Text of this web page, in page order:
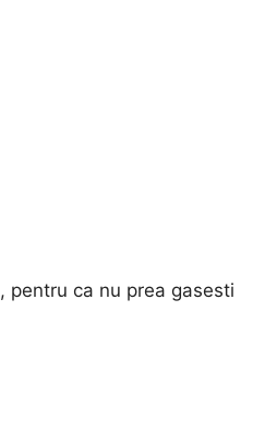
, pentru ca nu prea gasesti